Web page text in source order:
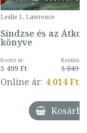
Leslie L. Lawrence
Sindzse és az Átkok
könyve
Borító ár:
5 499 Ft
Korábbi
3 849 Ft
Online ár: 4 014 Ft
Kosárba